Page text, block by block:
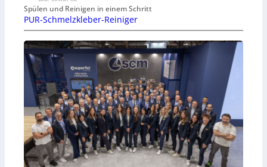
Spülen und Reinigen in einem Schritt
PUR-Schmelzkleber-Reiniger